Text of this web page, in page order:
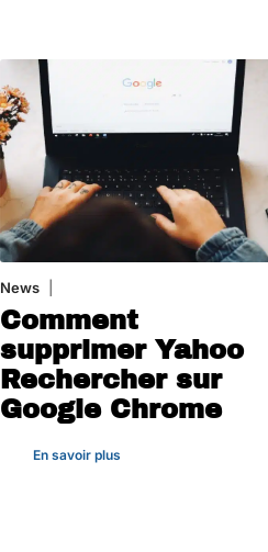
News
Comment
supprimer Yahoo
Rechercher sur
Google Chrome
En savoir plus